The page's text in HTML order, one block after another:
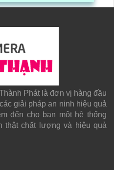
Phát là đơn vị hàng đầu
giải pháp an ninh hiệu quả
đến cho bạn một hệ thống
thật chất lượng và hiệu quả